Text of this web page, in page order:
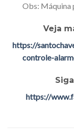
Obs: Máquina
Veja
https://
controle-
https://